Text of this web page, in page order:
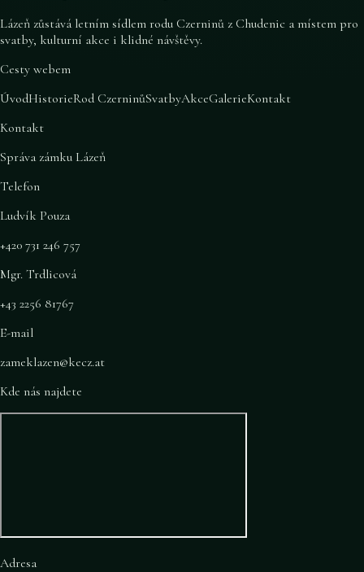
Lázeň zůstává letním sídlem rodu Czerninů z Chudenic a místem pro
svatby, kulturní akce i klidné návštěvy.
Cesty webem
ÚvodHistorieRod CzerninůSvatbyAkceGalerieKontakt
Kontakt
Správa zámku Lázeň
Telefon
Ludvík Pouza
+420 731 246 757
Mgr. Trdlicová
+43 2256 81767
E-mail
zameklazen@kecz.at
Kde nás najdete
Adresa